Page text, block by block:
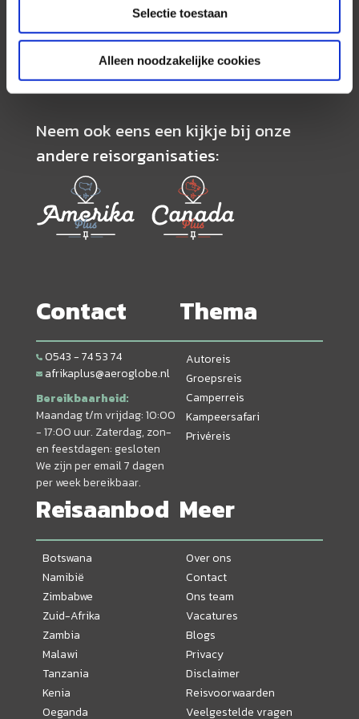
Selectie toestaan
Alleen noodzakelijke cookies
service. Naast een zeer ruim aanbod van
georganiseerde rondreizen kunnen alle reizen
volledig op maat worden samengesteld.
Neem ook eens een kijkje bij onze
andere reisorganisaties:
Contact
0543 - 74 53 74
afrikaplus@aeroglobe.nl
Bereikbaarheid:
Maandag t/m vrijdag: 10:00
- 17:00 uur. Zaterdag, zon-
en feestdagen: gesloten
We zijn per email 7 dagen
per week bereikbaar.
Thema
Autoreis
Groepsreis
Camperreis
Kampeersafari
Privéreis
Reisaanbod
Botswana
Namibië
Zimbabwe
Zuid-Afrika
Zambia
Malawi
Tanzania
Kenia
Oeganda
Meer
Over ons
Contact
Ons team
Vacatures
Blogs
Privacy
Disclaimer
Reisvoorwaarden
Veelgestelde vragen